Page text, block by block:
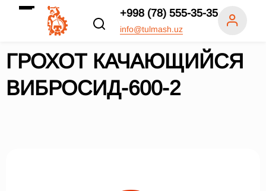
+998 (78) 555-35-35
info@tulmash.uz
ГРОХОТ КАЧАЮЩИЙСЯ
ВИБРОСИД-600-2